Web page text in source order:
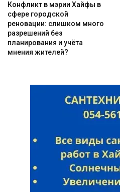
Конфликт в мэрии Хайфы в
сфере городской
реновации: слишком много
разрешений без
планирования и учёта
мнения жителей?